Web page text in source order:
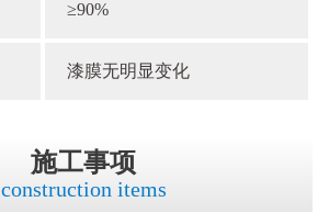
≥90%
漆膜无明显变化
施工事项
construction items